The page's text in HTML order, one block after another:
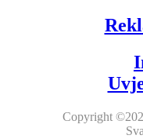
Copyright